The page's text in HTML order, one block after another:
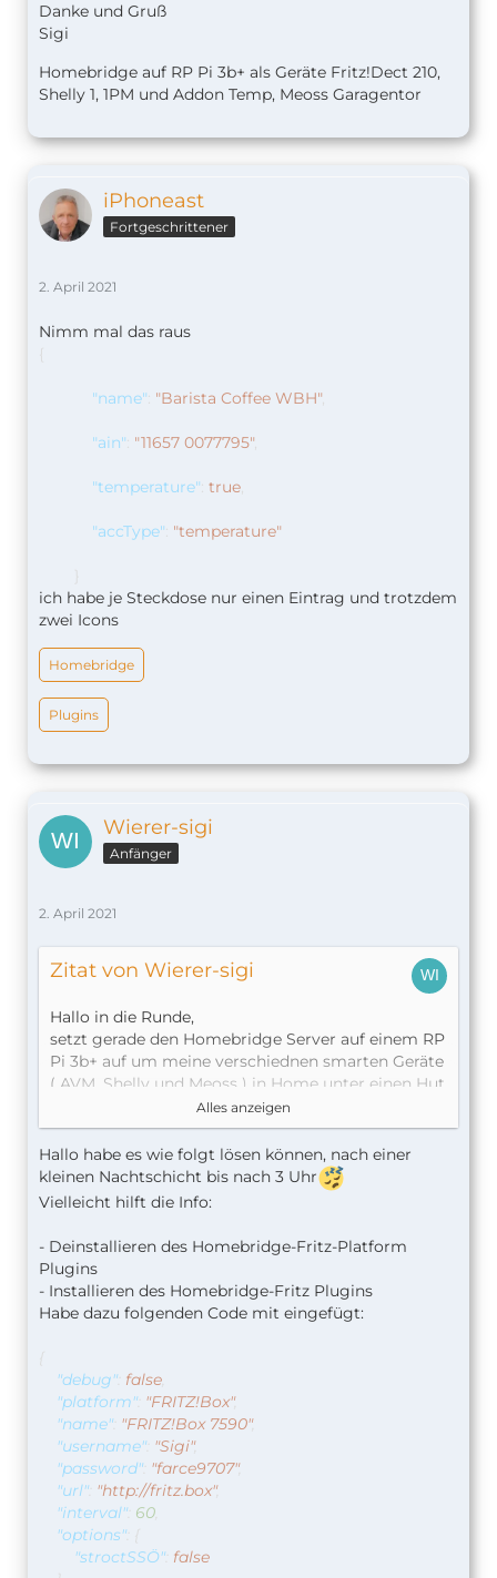
Danke und Gruß
Sigi
Homebridge auf RP Pi 3b+ als Geräte Fritz!Dect 210,
Shelly 1, 1PM und Addon Temp, Meoss Garagentor
iPhoneast
Fortgeschrittener
2. April 2021
Nimm mal das raus
{
"name": "Barista Coffee WBH",
"ain": "11657 0077795",
"temperature": true,
"accType": "temperature"
}
ich habe je Steckdose nur einen Eintrag und trotzdem
zwei Icons
Homebridge
Plugins
Wierer-sigi
Anfänger
2. April 2021
Zitat von Wierer-sigi
Hallo in die Runde,
setzt gerade den Homebridge Server auf einem RP
Pi 3b+ auf um meine verschiednen smarten Geräte
( AVM, Shelly und Meoss ) in Home unter einen Hut
Für die Einbindung der Fritz!Dect 210 verwende ich
das Plugin Homebridge Fritz Platform
[1.4.2021, 23:50:17] [FritzPlatform] Barista Coffee
WBH: Device seems to be offline (smarthome-
switch)
[1.4.2021, 23:50:19] [FritzPlatform] Smarthome:
Device seems to be offline (smarthome)
Das Gerät wird in der Homebridge - Geräte
angezeigt mit 2 Icons als Steckdose und mit
Temperatur.
Alles anzeigen
Hallo habe es wie folgt lösen können, nach einer
kleinen Nachtschicht bis nach 3 Uhr
Vielleicht hilft die Info:
- Deinstallieren des Homebridge-Fritz-Platform
Plugins
- Installieren des Homebridge-Fritz Plugins
Habe dazu folgenden Code mit eingefügt:
{
"debug": false
"platform": "FRITZ!Box",
"name": "FRITZ!Box 7590",
"username": "Sigi",
"password": "farce9707",
"url": "http://fritz.box",
"interval": 60
"options": {
"stroctSSÖ": false